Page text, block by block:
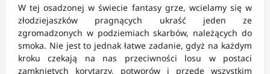
W tej osadzonej w świecie fantasy grze, wcielamy się w
złodziejaszków pragnących ukraść jeden ze
zgromadzonych w podziemiach skarbów, należących do
smoka. Nie jest to jednak łatwe zadanie, gdyż na każdym
kroku czekają na nas przeciwności losu w postaci
zamkniętych korytarzy, potworów i przede wszystkim